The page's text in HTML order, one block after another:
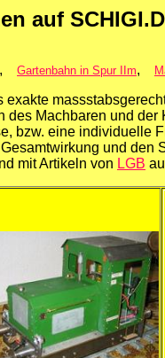
auf
, Gartenbahn in Spur IIm,
Machbaren und
bzw. eine
und
mit Artikeln von LGB